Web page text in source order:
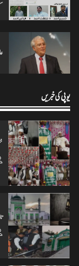
یوپی کی خبریں